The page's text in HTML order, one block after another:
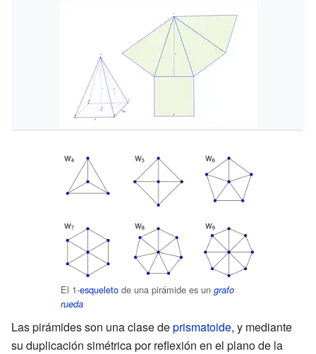
El 1-esqueletode una pirámide es un grafo
rueda
Las pirámides son una clase deprismatoide, y mediante
su duplicación simétrica por reflexión en el plano de la